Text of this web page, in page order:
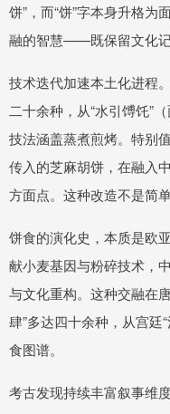
饼”，而“饼”字本身升格为
融的智慧——既保留文化记
技术迭代加速本土化进程
二十余种，从“水引馎饦”
技法涵盖蒸煮煎烤。特别
传入的芝麻胡饼，在融入
方面点。这种改造不是简
饼食的演化史，本质是欧
献小麦基因与粉碎技术，
与文化重构。这种交融在
肆”多达四十余种，从宫廷
食图谱。
考古发现持续丰富叙事维